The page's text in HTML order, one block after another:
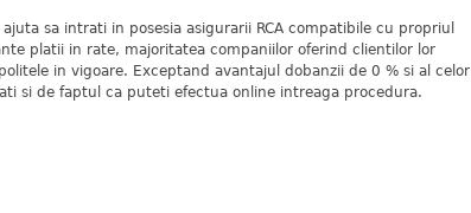
sa intrati in posesia asigurarii RCA compatibile cu propriul
platii in rate, majoritatea companiilor oferind clientilor lor
in vigoare. Exceptand avantajul dobanzii de 0 % si al celor
si de faptul ca puteti efectua online intreaga procedura.